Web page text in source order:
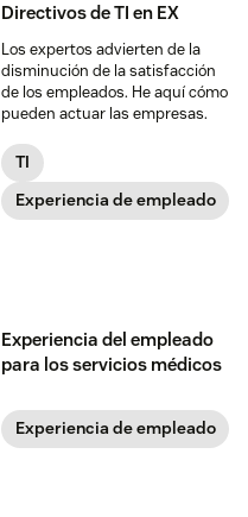
Directivos de TI en EX
Los expertos advierten de la
disminución de la satisfacción
de los empleados. He aquí cómo
pueden actuar las empresas.
TI
Experiencia de empleado
Experiencia del empleado
para los servicios médicos
Experiencia de empleado